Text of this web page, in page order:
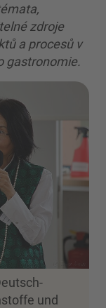
und
zdroje
a procesů v
gastronomie.